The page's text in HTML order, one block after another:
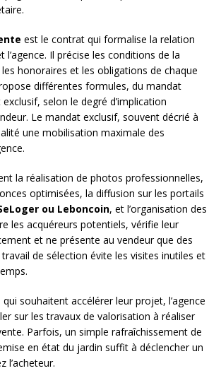
est le contrat qui formalise la relation
l’agence. Il précise les conditions de la
honoraires et les obligations de chaque
différentes formules, du mandat
selon le degré d’implication
Le mandat exclusif, souvent décrié à
une mobilisation maximale des
la réalisation de photos professionnelles,
optimisées, la diffusion sur les portails
ou Leboncoin, et l’organisation des
les acquéreurs potentiels, vérifie leur
et ne présente au vendeur que des
de sélection évite les visites inutiles et
souhaitent accélérer leur projet, l’agence
sur les travaux de valorisation à réaliser
Parfois, un simple rafraîchissement de
en état du jardin suffit à déclencher un
l’acheteur.